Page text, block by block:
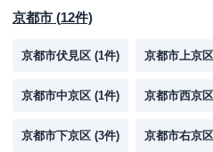
京都市 (12件)
京都市伏見区 (1件) 京都市上京区
京都市中京区 (1件) 京都市西京区
京都市下京区 (3件) 京都市右京区